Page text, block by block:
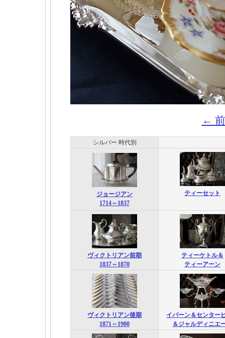
←
シルバー 時代別
ジョージアン
1714～1837
ティーセット
ヴィクトリアン前期
1837～1870
ティーケトル＆
ティーアーン
ヴィクトリアン後期
1871～1900
イパーン＆センター
＆ジャルディニエ